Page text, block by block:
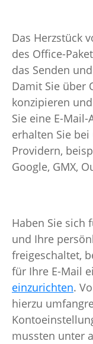
Das Herzstück
des Office-
das Senden
Damit Sie über
konzipieren
Sie eine E-Mail-
erhalten Sie
Providern,
Google, GMX,
Haben Sie sich
und Ihre
freigeschaltet,
für Ihre E-Mail
einzurichten.
hierzu
mussten unter